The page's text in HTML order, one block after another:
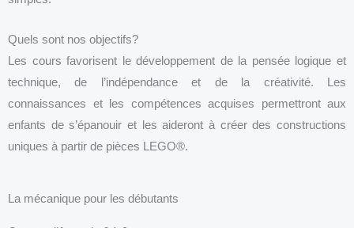
Quels sont nos objectifs?
Les cours favorisent le développement de la pensée logique et
technique, de l’indépendance et de la créativité. Les
connaissances et les compétences acquises permettront aux
enfants de s’épanouir et les aideront à créer des constructions
uniques à partir de pièces LEGO®.
La mécanique pour les débutants